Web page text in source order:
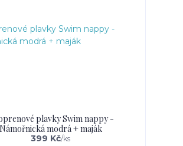
plavky Swim nappy -
Námořnická modrá + maják
399 Kč/ks